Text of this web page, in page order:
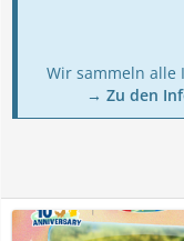
Wir sammeln alle
→ Zu den